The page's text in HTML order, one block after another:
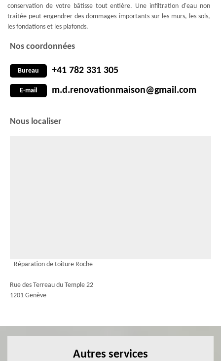
conservation de votre bâtisse tout entière. Une infiltration d'eau non
traitée peut engendrer des dommages importants sur les murs, les sols,
les fondations et les plafonds.
Nos coordonnées
Bureau +41 782 331 305
E-mail m.d.renovationmaison@gmail.com
Nous localiser
Réparation de toiture Roche
Rue des Terreau du Temple 22
1201 Genève
Autres services